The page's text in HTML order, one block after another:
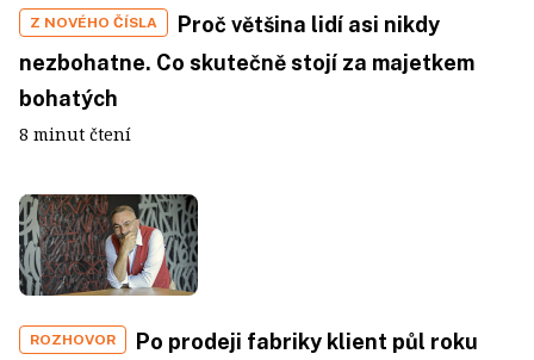
Z NOVÉHO ČÍSLA
Proč většina lidí asi nikdy
nezbohatne. Co skutečně stojí za majetkem
bohatých
8 minut čtení
ROZHOVOR
Po prodeji fabriky klient půl roku